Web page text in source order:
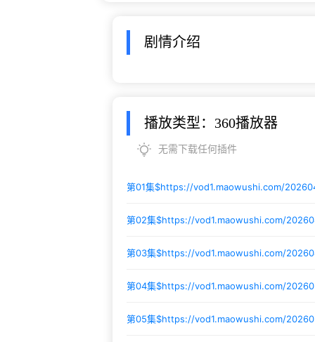
剧情介绍
播放类型：360播放器
无需下载任何插件
第01集$https://vod1.maowushi.com/
第02集$https://vod1.maowushi.com/
第03集$https://vod1.maowushi.com/
第04集$https://vod1.maowushi.com/
第05集$https://vod1.maowushi.com/